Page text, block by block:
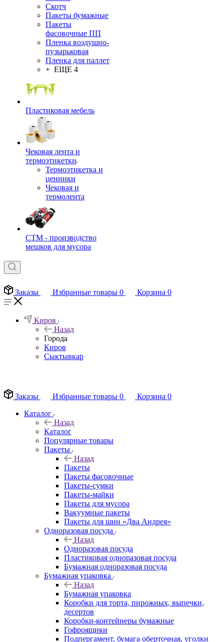
Скотч
Пакеты бумажные
Пакеты
фасовочные ПП
Пленка воздушно-
пузырьковая
Пленка для паллет
+ ЕЩЕ 4
Пластиковая мебель
Чековая лента и
термоэтикетки
Термоэтикетка и
ценники
Чековая и
термолента
СТМ - производство
мешков для мусора
Заказы Избранные товары 0 Корзина 0
Киров
Назад
Города
Киров
Сыктывкар
Заказы
Избранные товары 0 Корзина 0
Каталог
Назад
Каталог
Популярные товары
Пакеты
Назад
Пакеты
Пакеты фасовочные
Пакеты-сумки
Пакеты-майки
Пакеты для мусора
Вакуумные пакеты
Пакеты для шин «Два Андрея»
Одноразовая посуда
Назад
Одноразовая посуда
Пластиковая одноразовая посуда
Бумажная одноразовая посуда
Бумажная упаковка
Назад
Бумажная упаковка
Коробки для торта, пирожных, выпечки,
десертов
Коробки-контейнеры бумажные
Гофроящики
Подпергамент, бумага оберточная, уголки